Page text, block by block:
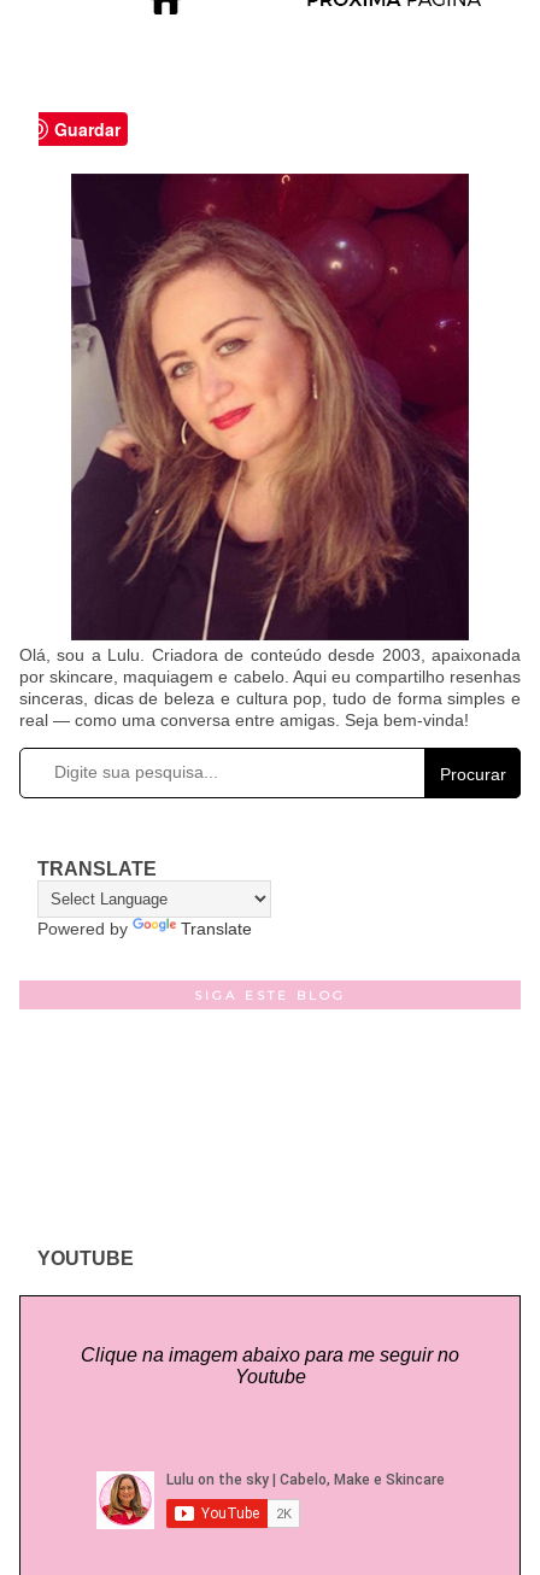
Guardar
Olá, sou a Lulu. Criadora de conteúdo desde 2003, apaixonada
por skincare, maquiagem e cabelo. Aqui eu compartilho resenhas
sinceras, dicas de beleza e cultura pop, tudo de forma simples e
real — como uma conversa entre amigas. Seja bem-vinda!
Procurar
TRANSLATE
Powered by Translate
SIGA ESTE BLOG
YOUTUBE
Clique na imagem abaixo para me seguir no
Youtube